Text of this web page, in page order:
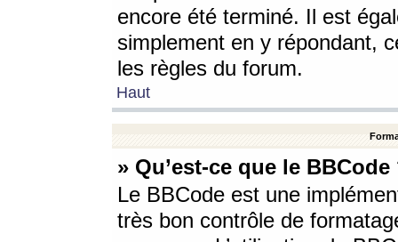
encore été terminé. Il est
simplement en y répondant,
les règles du forum.
Haut
» Qu’est-ce que le BBCode
Le BBCode est une
très bon contrôle de